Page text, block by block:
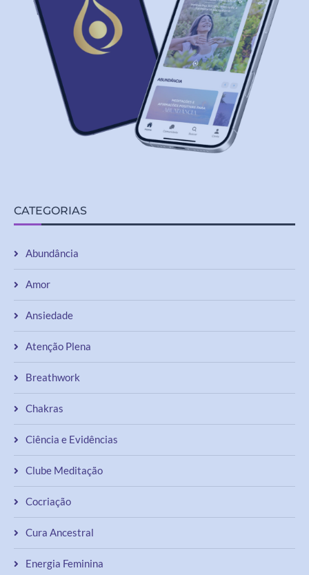
CATEGORIAS
Abundância
Amor
Ansiedade
Atenção Plena
Breathwork
Chakras
Ciência e Evidências
Clube Meditação
Cocriação
Cura Ancestral
Energia Feminina